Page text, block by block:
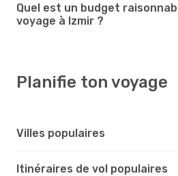
Quel est un budget
voyage à Izmir ?
Planifie ton voyage
Villes populaires
Itinéraires de vol populaires